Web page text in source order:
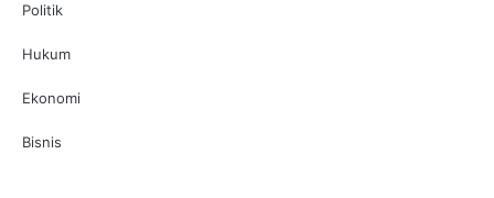
Politik
Hukum
Ekonomi
Bisnis